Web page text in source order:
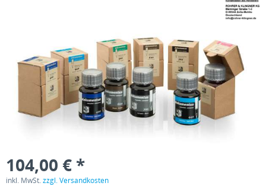
104,00 € *
inkl. MwSt.zzgl. Versandkosten